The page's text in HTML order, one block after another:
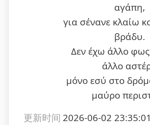
αγάπη,
για σένανε κλαίω
βράδυ.
Δεν έχω άλλο
άλλο
μόνο εσύ στο
μαύρο
更新时间 2026-06-02 23:35:01